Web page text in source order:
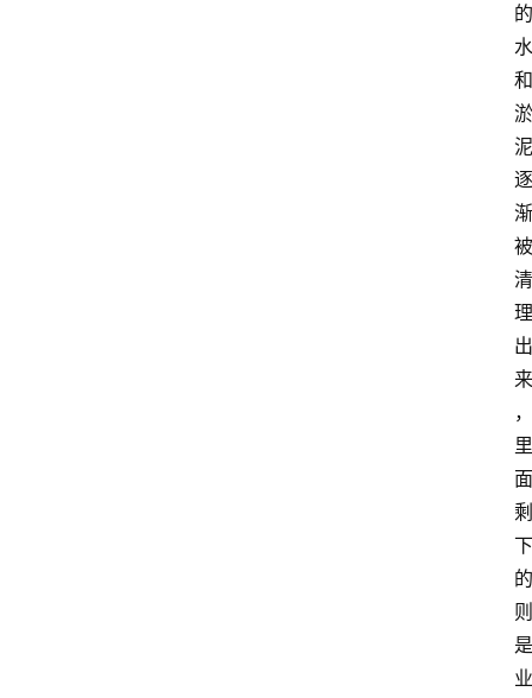
的
水
和
淤
泥
逐
渐
被
清
理
出
来
，
里
面
剩
下
的
则
是
业